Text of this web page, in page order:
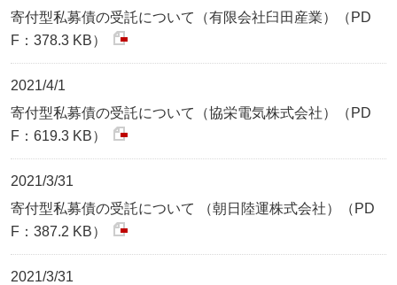
寄付型私募債の受託について（有限会社臼田産業）（PD
F：378.3 KB）
2021/4/1
寄付型私募債の受託について（協栄電気株式会社）（PD
F：619.3 KB）
2021/3/31
寄付型私募債の受託について （朝日陸運株式会社）（PD
F：387.2 KB）
2021/3/31